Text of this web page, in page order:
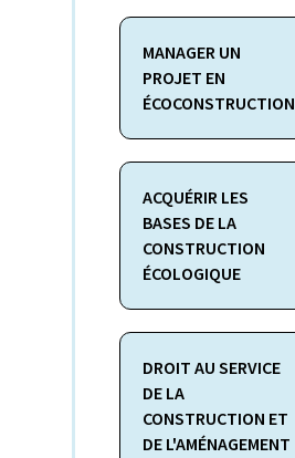
MANAGER UN
PROJET EN
ÉCOCONSTRUCTION
ACQUÉRIR LES
BASES DE LA
CONSTRUCTION
ÉCOLOGIQUE
DROIT AU SERVICE
DE LA
CONSTRUCTION ET
DE L'AMÉNAGEMENT